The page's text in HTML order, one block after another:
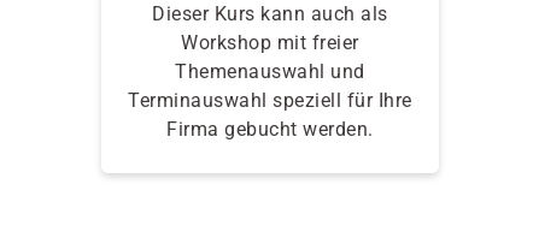
Dieser Kurs kann auch als
Workshop mit freier
Themenauswahl und
Terminauswahl speziell für Ihre
Firma gebucht werden.